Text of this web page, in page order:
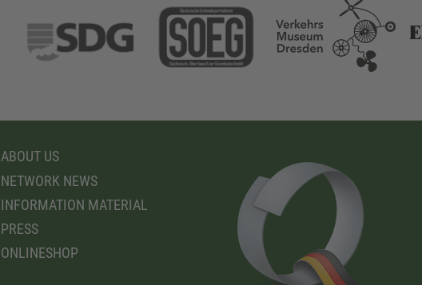
ABOUT US
NETWORK NEWS
INFORMATION MATERIAL
PRESS
ONLINESHOP